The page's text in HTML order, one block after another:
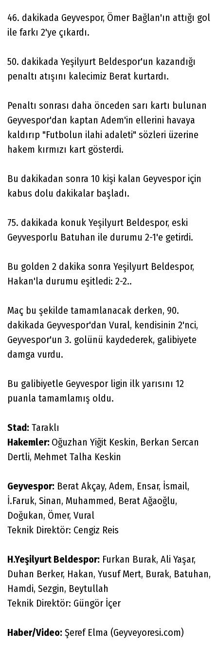
46. dakikada Geyvespor, Ömer Bağlan'ın attığı gol
ile farkı 2'ye çıkardı.
50. dakikada Yeşilyurt Beldespor'un kazandığı
penaltı atışını kalecimiz Berat kurtardı.
Penaltı sonrası daha önceden sarı kartı bulunan
Geyvespor'dan kaptan Adem'in ellerini havaya
kaldırıp "Futbolun ilahi adaleti" sözleri üzerine
hakem kırmızı kart gösterdi.
Bu dakikadan sonra 10 kişi kalan Geyvespor için
kabus dolu dakikalar başladı.
75. dakikada konuk Yeşilyurt Beldespor, eski
Geyvesporlu Batuhan ile durumu 2-1'e getirdi.
Bu golden 2 dakika sonra Yeşilyurt Beldespor,
Hakan'la durumu eşitledi: 2-2..
Maç bu şekilde tamamlanacak derken, 90.
dakikada Geyvespor'dan Vural, kendisinin 2'nci,
Geyvespor'un 3. golünü kaydederek, galibiyete
damga vurdu.
Bu galibiyetle Geyvespor ligin ilk yarısını 12
puanla tamamlamış oldu.
Stad: Taraklı
Hakemler: Oğuzhan Yiğit Keskin, Berkan Sercan
Dertli, Mehmet Talha Keskin
Geyvespor: Berat Akçay, Adem, Ensar, İsmail,
İ.Faruk, Sinan, Muhammed, Berat Ağaoğlu,
Doğukan, Ömer, Vural
Teknik Direktör: Cengiz Reis
H.Yeşilyurt Beldespor: Furkan Burak, Ali Yaşar,
Duhan Berker, Hakan, Yusuf Mert, Burak, Batuhan,
Hamdi, Sezgin, Beytullah
Teknik Direktör: Güngör İçer
Haber/Video: Şeref Elma (Geyveyoresi.com)